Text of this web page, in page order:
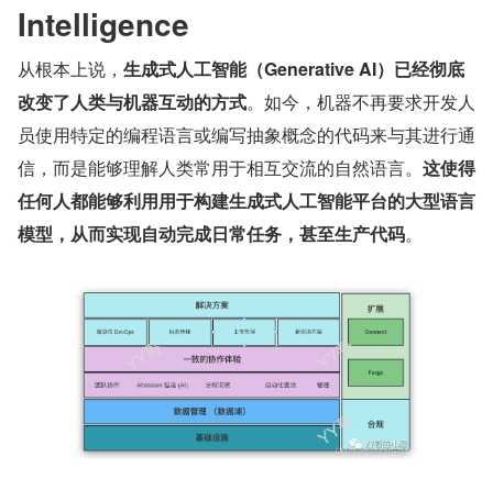
Intelligence
从根本上说， 生成式人工智能（Generative AI）已经彻底
改变了人类与机器互动的方式。如今，机器不再要求开发人
员使用特定的编程语言或编写抽象概念的代码来与其进行通
信，而是能够理解人类常用于相互交流的自然语言。 这使得
任何人都能够利用用于构建生成式人工智能平台的大型语言
模型，从而实现自动完成日常任务，甚至生产代码。